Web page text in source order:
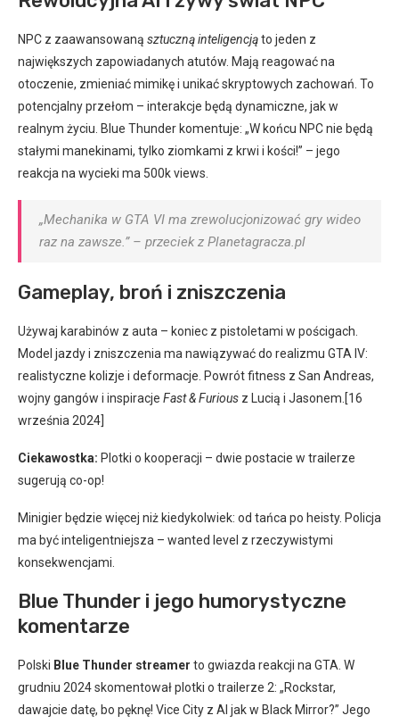
NPC z zaawansowaną sztuczną inteligencjąto jeden z
największych zapowiadanych atutów. Mają reagować na
otoczenie, zmieniać mimikę i unikać skryptowych zachowań. To
potencjalny przełom – interakcje będą dynamiczne, jak w
realnym życiu. Blue Thunder komentuje: „W końcu NPC nie będą
stałymi manekinami, tylko ziomkami z krwi i kości!” – jego
reakcja na wycieki ma 500k views.
„Mechanika w GTA VI ma zrewolucjonizować gry wideo
raz na zawsze.” – przeciek z Planetagracza.pl
Gameplay, broń i zniszczenia
Używaj karabinów z auta – koniec z pistoletami w pościgach.
Model jazdy i zniszczenia ma nawiązywać do realizmu GTA IV:
realistyczne kolizje i deformacje. Powrót fitness z San Andreas,
wojny gangów i inspiracje Fast & Furious z Lucią i Jasonem.[16
września 2024]
Ciekawostka: Plotki o kooperacji – dwie postacie w trailerze
sugerują co-op!
Minigier będzie więcej niż kiedykolwiek: od tańca po heisty. Policja
ma być inteligentniejsza – wanted level z rzeczywistymi
konsekwencjami.
Blue Thunder i jego humorystyczne
komentarze
Polski Blue Thunder streamer to gwiazda reakcji na GTA. W
grudniu 2024 skomentował plotki o trailerze 2: „Rockstar,
dawajcie datę, bo pęknę! Vice City z AI jak w Black Mirror?” Jego